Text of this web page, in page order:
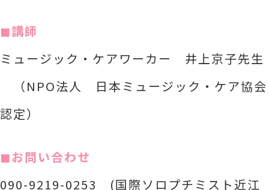
◼︎講師
ミュージック・ケアワーカー 井上京子先生
（NPO法人 日本ミュージック・ケア協会
認定）
◼︎お問い合わせ
090-9219-0253 (国際ソロプチミスト近江